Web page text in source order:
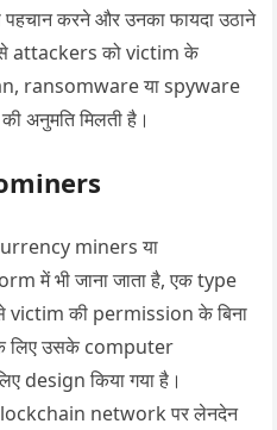
करने और उनका फायदा उठाने
attackers को victim के
ransomware या spyware
अनुमति मिलती है।
miners या
में भी जाना जाता है, एक type
की permission के बिना
लिए उसके computer
design किया गया है।
network पर लेनदेन